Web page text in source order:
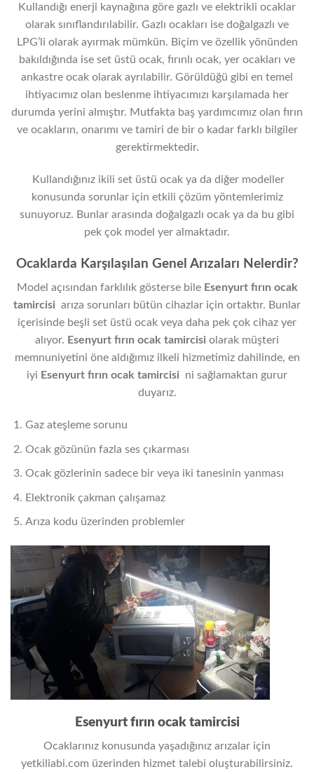
Kullandığı enerji kaynağına göre gazlı ve elektrikli ocaklar
olarak sınıflandırılabilir. Gazlı ocakları ise doğalgazlı ve
LPG’li olarak ayırmak mümkün. Biçim ve özellik yönünden
bakıldığında ise set üstü ocak, fırınlı ocak, yer ocakları ve
ankastre ocak olarak ayrılabilir. Görüldüğü gibi en temel
ihtiyacımız olan beslenme ihtiyacımızı karşılamada her
durumda yerini almıştır. Mutfakta baş yardımcımız olan fırın
ve ocakların, onarımı ve tamiri de bir o kadar farklı bilgiler
gerektirmektedir.
Kullandığınız ikili set üstü ocak ya da diğer modeller
konusunda sorunlar için etkili çözüm yöntemlerimiz
sunuyoruz. Bunlar arasında doğalgazlı ocak ya da bu gibi
pek çok model yer almaktadır.
Ocaklarda Karşılaşılan Genel Arızaları Nelerdir?
Model açısından farklılık gösterse bile Esenyurt fırın ocak
tamircisi arıza sorunları bütün cihazlar için ortaktır. Bunlar
içerisinde beşli set üstü ocak veya daha pek çok cihaz yer
alıyor. Esenyurt fırın ocak tamircisi olarak müşteri
memnuniyetini öne aldığımız ilkeli hizmetimiz dahilinde, en
iyi Esenyurt fırın ocak tamircisi ni sağlamaktan gurur
duyarız.
Gaz ateşleme sorunu
Ocak gözünün fazla ses çıkarması
Ocak gözlerinin sadece bir veya iki tanesinin yanması
Elektronik çakman çalışamaz
Arıza kodu üzerinden problemler
Esenyurt fırın ocak tamircisi
Ocaklarınız konusunda yaşadığınız arızalar için
yetkiliabi.com üzerinden hizmet talebi oluşturabilirsiniz.